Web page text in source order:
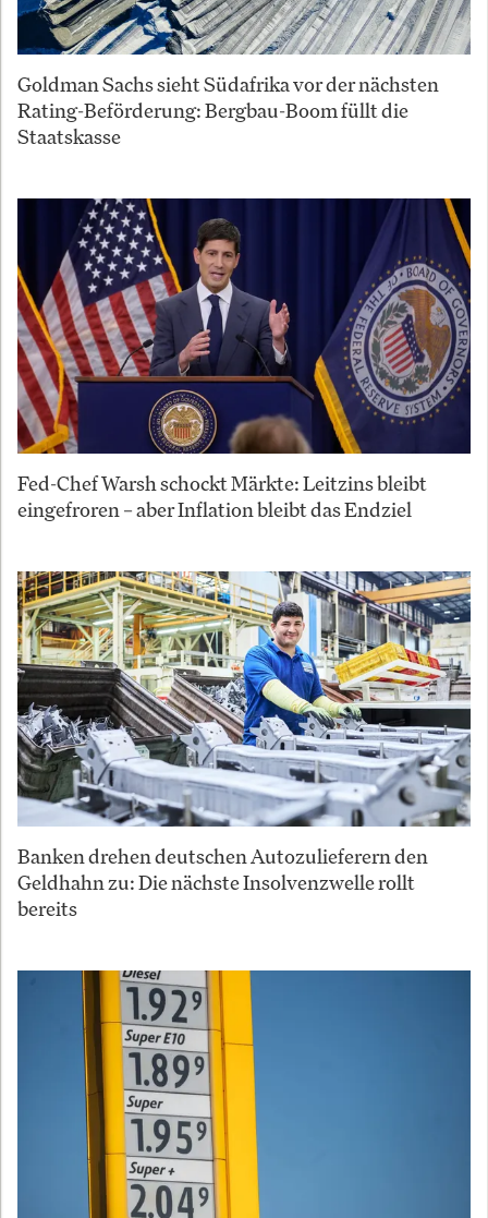
Goldman Sachs sieht Südafrika vor der nächsten
Rating-Beförderung: Bergbau-Boom füllt die
Staatskasse
Fed-Chef Warsh schockt Märkte: Leitzins bleibt
eingefroren – aber Inflation bleibt das Endziel
Banken drehen deutschen Autozulieferern den
Geldhahn zu: Die nächste Insolvenzwelle rollt
bereits